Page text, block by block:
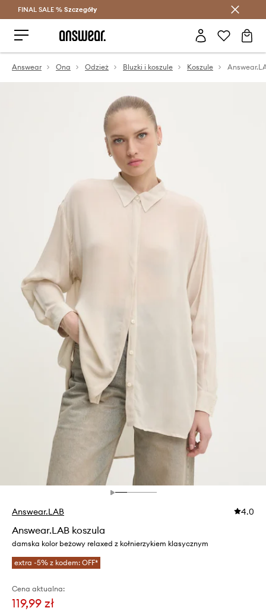
Oszczędzaj z Answear Club >
FINAL SALE % Szczegóły
Answear Ona Odzież Bluzki i koszule Koszule
Answear.LAB 4.0
Answear.LAB koszula
damska kolor beżowy relaxed z kołnierzykiem klasycznym
extra -5% z kodem: OFF*
Cena aktualna:
119,99 zł